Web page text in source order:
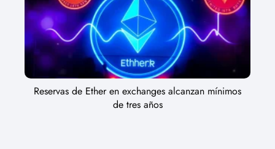
Reservas de Ether en exchanges alcanzan mínimos
de tres años